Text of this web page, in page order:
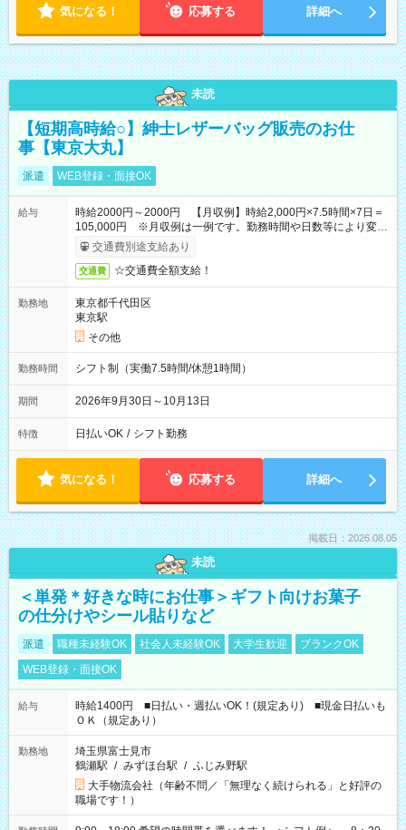
気になる！ 応募する 詳細へ
未読
【短期高時給○】紳士レザーバッグ販売のお仕
事【東京大丸】
派遣 WEB登録・面接OK
給与
時給2000円～2000円 【月収例】時給2,000円×7.5時間×7日＝
105,000円 ※月収例は一例です。勤務時間や日数等により変動
いたします。
交通費別途支給あり
交通費 ☆交通費全額支給！
勤務地
東京都千代田区
東京駅
その他
勤務時間 シフト制（実働7.5時間/休憩1時間）
期間 2026年9月30日～10月13日
特徴 日払いOK / シフト勤務
気になる！ 応募する 詳細へ
掲載日：2026.08.05
未読
＜単発＊好きな時にお仕事＞ギフト向けお菓子
の仕分けやシール貼りなど
派遣 職種未経験OK 社会人未経験OK 大学生歓迎
ブランクOK
WEB登録・面接OK
給与
時給1400円 ■日払い・週払いOK！(規定あり) ■現金日払いも
ＯＫ（規定あり）
勤務地
埼玉県富士見市
鶴瀬駅 / みずほ台駅 / ふじみ野駅
大手物流会社（年齢不問／「無理なく続けられる」と好評の
職場です！）